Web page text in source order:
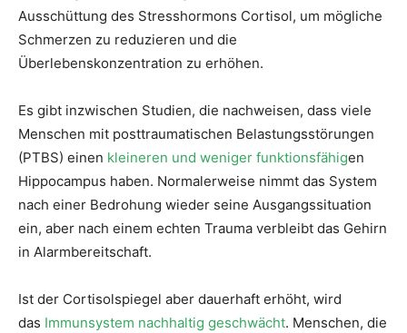
Ausschüttung des Stresshormons Cortisol, um mögliche
Schmerzen zu reduzieren und die
Überlebenskonzentration zu erhöhen.
Es gibt inzwischen Studien, die nachweisen, dass viele
Menschen mit posttraumatischen Belastungsstörungen
(PTBS) einen kleineren und weniger funktionsfähigen
Hippocampus haben. Normalerweise nimmt das System
nach einer Bedrohung wieder seine Ausgangssituation
ein, aber nach einem echten Trauma verbleibt das Gehirn
in Alarmbereitschaft.
Ist der Cortisolspiegel aber dauerhaft erhöht, wird
das Immunsystem nachhaltig geschwächt. Menschen, die